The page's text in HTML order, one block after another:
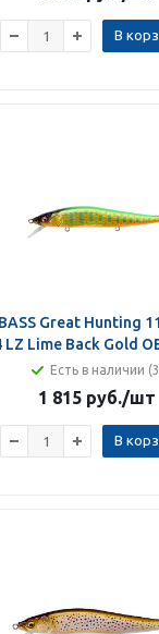
В
Great Hunting
LZ Lime Back Gold
Есть в наличии
1 815 руб./шт
В